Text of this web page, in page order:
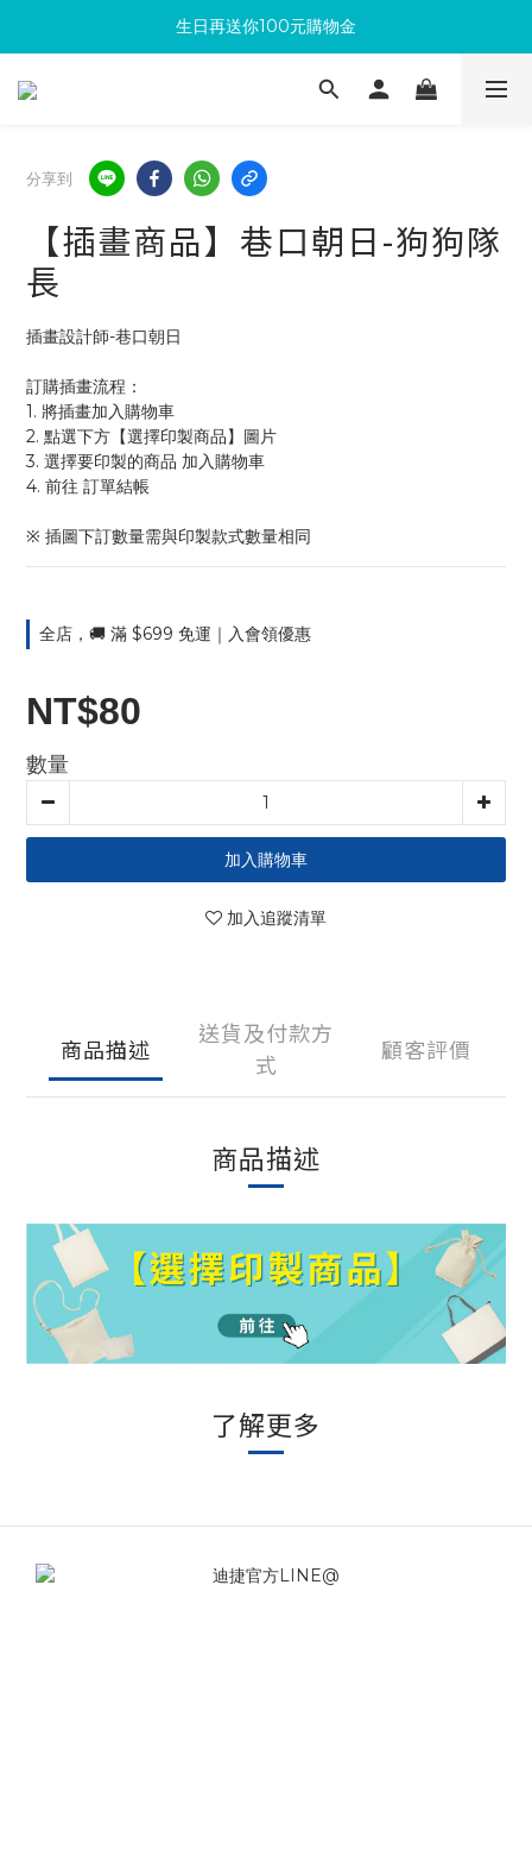
滿300回饋10%購物金
生日再送你100元購物金
加入成為新會員 馬上領取50元購物金
分享到
【插畫商品】巷口朝日-狗狗隊
長
插畫設計師-巷口朝日
訂購插畫流程：
1. 將插畫加入購物車
2. 點選下方【選擇印製商品】圖片
3. 選擇要印製的商品 加入購物車
4. 前往 訂單結帳
※ 插圖下訂數量需與印製款式數量相同
全店，🚚 滿 $699 免運｜入會領優惠
NT$80
數量
加入購物車
加入追蹤清單
商品描述
送貨及付款方
式
顧客評價
商品描述
了解更多